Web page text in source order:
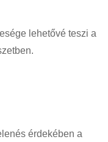
lehetővé teszi a
érdekében a